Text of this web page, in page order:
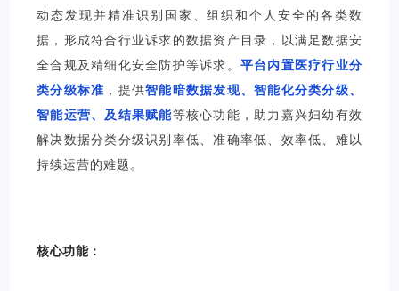
动态发现并精准识别国家、组织和个人安全的各类数
据，形成符合行业诉求的数据资产目录，以满足数据安
全合规及精细化安全防护等诉求。 平台内置医疗行业分
类分级标准 ，提供智能暗数据发现、智能化分类分级、
智能运营、及结果赋能等核心功能，助力嘉兴妇幼有效
解决数据分类分级识别率低、准确率低、效率低、难以
持续运营的难题。
核心功能：